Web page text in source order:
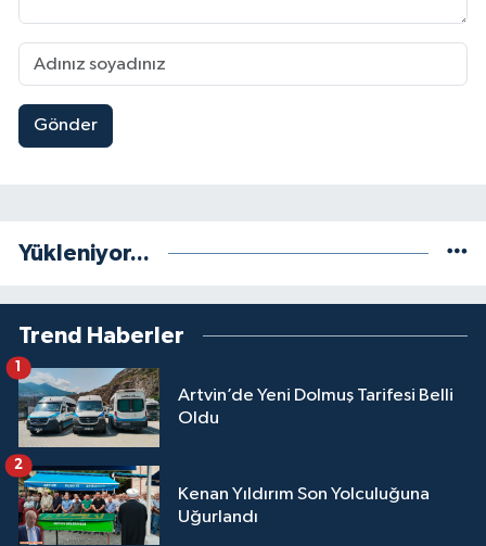
Gönder
Yükleniyor...
Trend Haberler
Artvin’de Yeni Dolmuş Tarifesi Belli
Oldu
1
Kenan Yıldırım Son Yolculuğuna
Uğurlandı
2